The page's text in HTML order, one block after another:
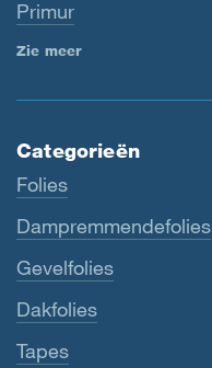
Primur
Zie meer
Categorieën
Folies
Dampremmendefolies
Gevelfolies
Dakfolies
Tapes